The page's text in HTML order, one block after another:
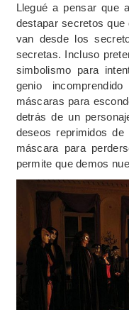
Llegué a pensar que
destapar secretos
van desde los
secretas. Incluso
simbolismo para
genio
máscaras para
detrás de un
deseos reprimidos
máscara para
permite que demos